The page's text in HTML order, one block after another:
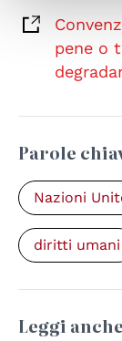
pene o
Parole
Nazioni
diritti umani
Leggi anche